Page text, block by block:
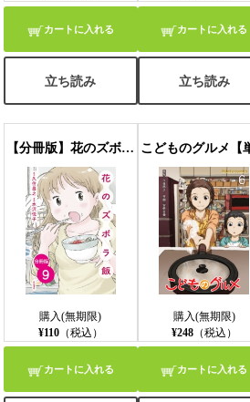
カートに入れる
立ち読み
カートに入れる
立ち読み
【分冊版】花のズボラ飯 9
購入(無期限)
¥110（税込）
カートに入れる
購入(無期限)
¥248（税込）
カートに入れる